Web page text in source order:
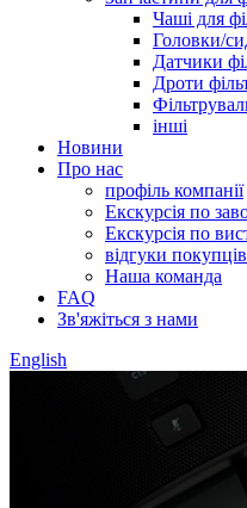
Чаші для
Головки/
Датчики
Дроти
інші
Новини
Про нас
профіль компанії
Екскурсія по
Екскурсія по
відгуки покупців
Наша команда
FAQ
Зв'яжіться з нами
English